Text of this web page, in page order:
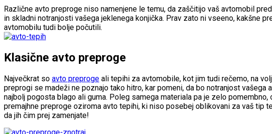
Različne avto preproge niso namenjene le temu, da zaščitijo vaš avtomobil
in skladni notranjosti vašega jeklenega konjička. Prav zato ni vseeno, kakšne
avtomobilu tudi bolje počutili.
Klasične avto preproge
Največkrat so avto preproge ali tepihi za avtomobile, kot jim tudi rečemo, na
preprogi se madeži ne poznajo tako hitro, kar pomeni, da bo notranjost
najbolj pogosta blago ali guma. Poleg samega materiala pa je zelo
premajhne preproge oziroma avto tepihi, ki niso posebej oblikovani za vaš tip
da jih čim prej zamenjate!